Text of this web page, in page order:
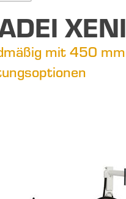
mit 450